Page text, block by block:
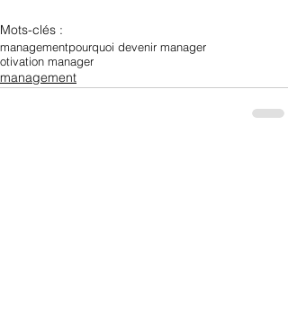
Mots-clés :
managementpourquoi devenir manager
otivation manager
management